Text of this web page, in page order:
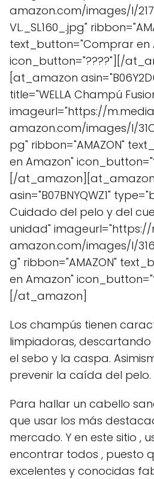
amazon.com/images/I/
VL._SL160_.jpg"
text_button="Comprar en
icon_button="????"][/
[at_amazon
title="WELLA Champú
imageurl="https://
amazon.com/images/I/
pg" ribbon="AMAZON"
en Amazon"
[/at_amazon][at_amazon
asin="B07BNYQWZ1"
Cuidado del pelo y del
unidad"
amazon.com/images/I/
g" ribbon="AMAZON"
en Amazon"
[/at_amazon]
Los champús tienen
limpiadoras,
el sebo y la caspa.
prevenir la caída del pelo.
Para hallar un cabello
que usar los más
mercado. Y en este sitio ,
encontrar todos , puesto
excelentes y conocidas